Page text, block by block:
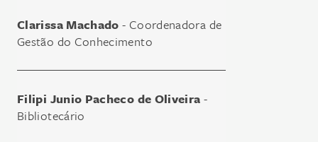
Clarissa Machado - Coordenadora de
Gestão do Conhecimento
Filipi Junio Pacheco de Oliveira -
Bibliotecário